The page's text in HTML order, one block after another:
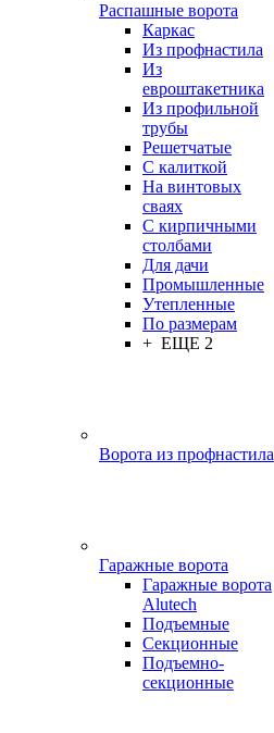
Распашные ворота
Каркас
Из профнастила
Из
евроштакетника
Из профильной
трубы
Решетчатые
С калиткой
На винтовых
сваях
С кирпичными
столбами
Для дачи
Промышленные
Утепленные
По размерам
+ ЕЩЕ 2
Ворота из профнастила
Гаражные ворота
Гаражные ворота
Alutech
Подъемные
Секционные
Подъемно-
секционные